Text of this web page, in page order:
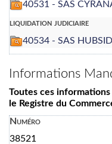
40531 - SAS
liquidation judiciaire
40534 - SAS
Informations
Toutes ces
le Registre du
Numéro
38521